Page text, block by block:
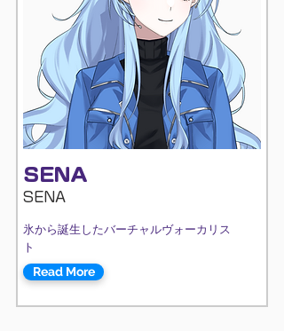
SENA
SENA
氷から誕生したバーチャルヴォーカリス
ト
Read More